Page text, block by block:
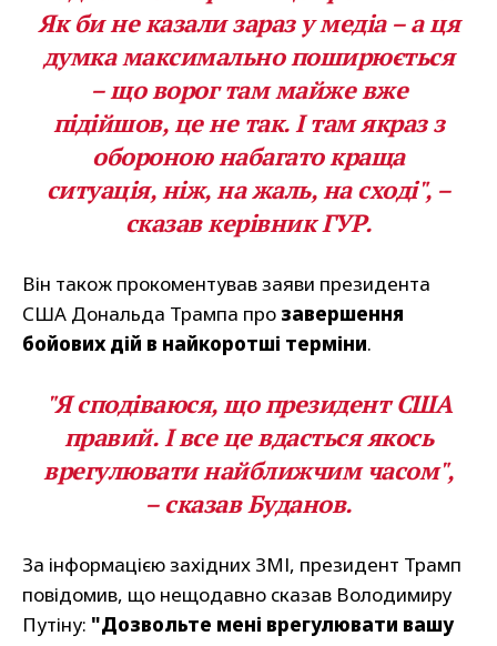
Як би не казали зараз у медіа – а ця
думка максимально поширюється
– що ворог там майже вже
підійшов, це не так. І там якраз з
обороною набагато краща
ситуація, ніж, на жаль, на сході", –
сказав керівник ГУР.
Він також прокоментував заяви президента
США Дональда Трампа про завершення
бойових дій в найкоротші терміни.
"Я сподіваюся, що президент США
правий. І все це вдасться якось
врегулювати найближчим часом",
– сказав Буданов.
За інформацією західних ЗМІ, президент Трамп
повідомив, що нещодавно сказав Володимиру
Путіну: "Дозвольте мені врегулювати вашу